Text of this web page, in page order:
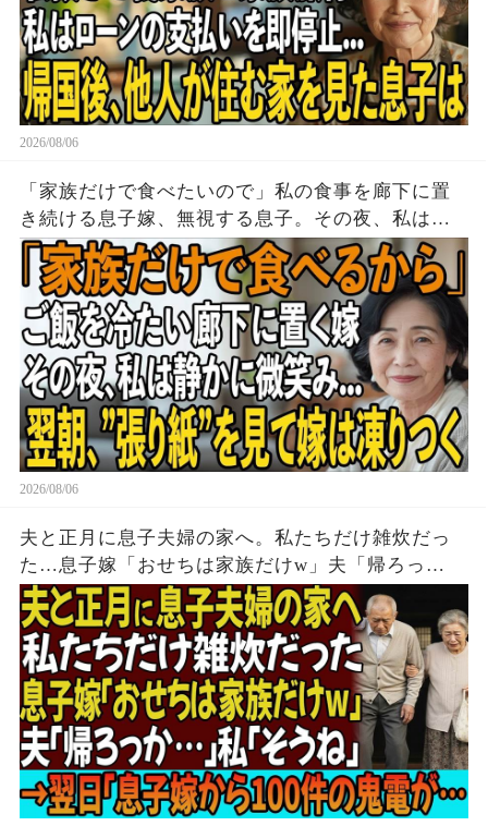
2026/08/06
「家族だけで食べたいので」私の食事を廊下に置
き続ける息子嫁、無視する息子。その夜、私は黙
って姿を消した→翌朝、玄関の張り紙に息子嫁は
顔面蒼白に
2026/08/06
夫と正月に息子夫婦の家へ。私たちだけ雑炊だっ
た…息子嫁「おせちは家族だけw」夫「帰ろっ
か…」私「そうね」→翌日、息子嫁から100件の鬼
電が…